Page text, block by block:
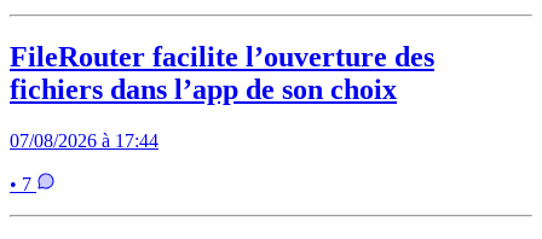
FileRouter facilite l’ouverture des
fichiers dans l’app de son choix
07/08/2026 à 17:44
• 7